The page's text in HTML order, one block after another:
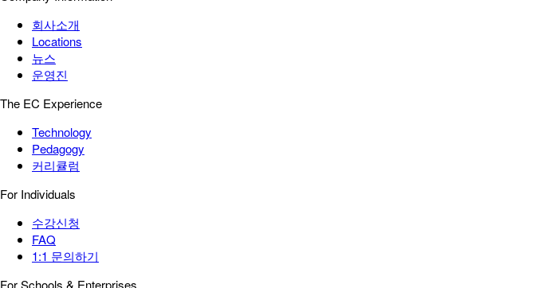
회사소개
Locations
뉴스
운영진
The EC Experience
Technology
Pedagogy
커리큘럼
For Individuals
수강신청
FAQ
1:1 문의하기